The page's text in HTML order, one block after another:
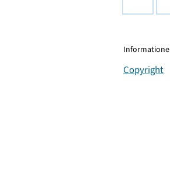
Copyright